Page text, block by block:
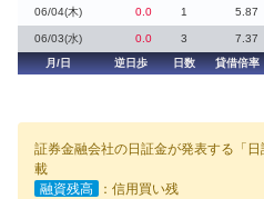
06/04(木) 0.0 1 5.87
06/03(水) 0.0 3 7.37
月/日
逆日歩 日数 貸借倍率
証券金融会社の日証金が発表する「
載
融資残高
：信用買い残